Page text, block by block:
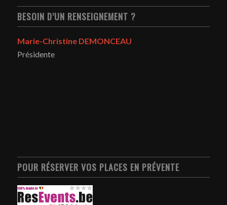
BESOIN D’UN RENSEIGNEMENT ?
Marie-Christine DEMONCEAU
Présidente
POUR RÉSERVER VOS PLACES EN PRÉVENTE